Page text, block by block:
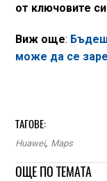
от ключовите
Виж още:
може да се
ТАГОВЕ:
Huawei, Maps
ОЩЕ ПО ТЕМАТА